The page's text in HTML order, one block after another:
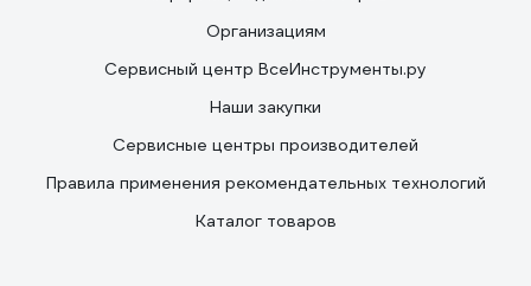
Организациям
Сервисный центр ВсеИнструменты.ру
Наши закупки
Сервисные центры производителей
Правила применения рекомендательных технологий
Каталог товаров